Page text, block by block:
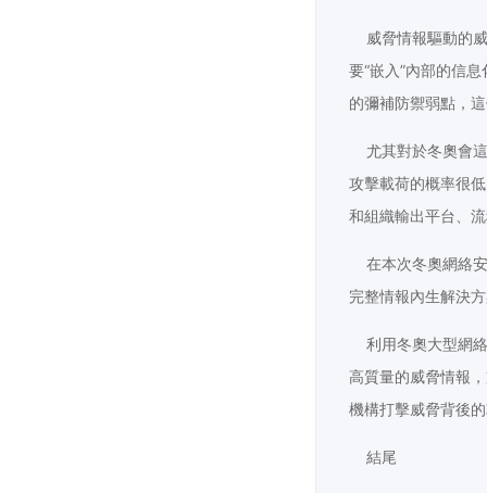
威脅情報驅動的威
要“嵌入”內部的信
的彌補防禦弱點，
尤其對於冬奧會這
攻擊載荷的概率很
和組織輸出平台、
在本次冬奧網絡安
完整情報內生解決
利用冬奧大型網絡
高質量的威脅情報
機構打擊威脅背後
結尾